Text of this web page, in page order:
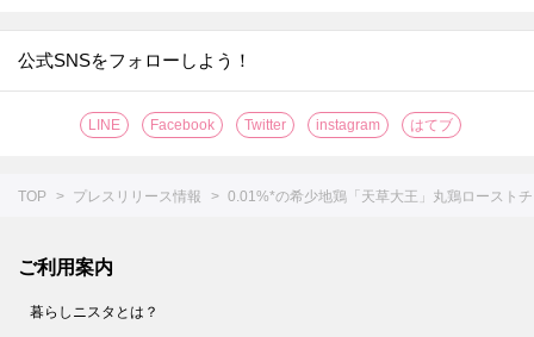
公式SNSをフォローしよう！
LINE Facebook Twitter instagram はてブ
TOP プレスリリース情報 0.01%*の希少地鶏「天草大王」丸鶏ロースト
ご利用案内
暮らしニスタとは？